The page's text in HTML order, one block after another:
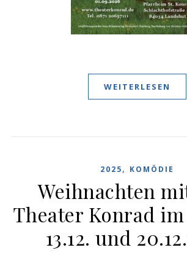
WEITERLESEN
2025, KOMÖDIE
Weihnachten
Theater Konrad im
13.12. und